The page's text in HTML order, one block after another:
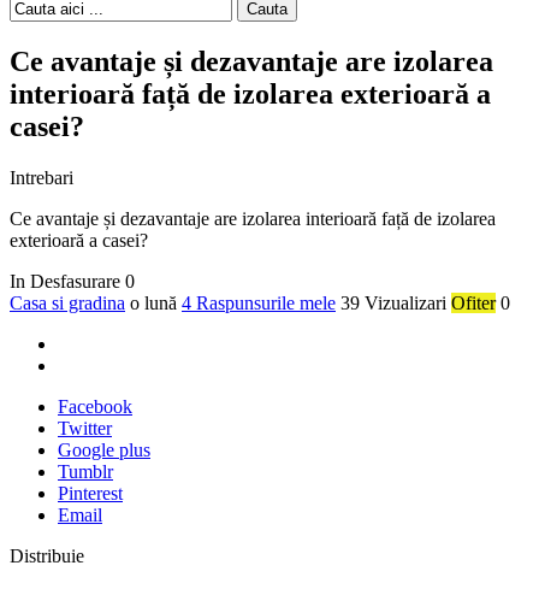
Cauta
Ce avantaje și dezavantaje are izolarea
interioară față de izolarea exterioară a
casei?
Intrebari
Ce avantaje și dezavantaje are izolarea interioară față de izolarea
exterioară a casei?
In Desfasurare 0
Casa si gradina o lună 4 Raspunsurile mele 39 Vizualizari Ofiter 0
Facebook
Twitter
Google plus
Tumblr
Pinterest
Email
Distribuie